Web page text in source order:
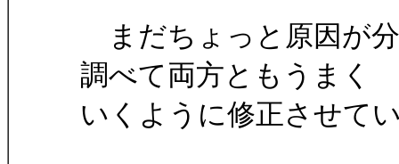
まだちょっと原因が
調べて両方ともうまく
いくように修正させて